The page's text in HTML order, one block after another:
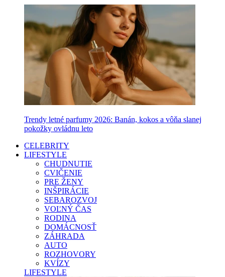
Trendy letné parfumy 2026: Banán, kokos a vôňa slanej
pokožky ovládnu leto
CELEBRITY
LIFESTYLE
CHUDNUTIE
CVIČENIE
PRE ŽENY
INŠPIRÁCIE
SEBAROZVOJ
VOĽNÝ ČAS
RODINA
DOMÁCNOSŤ
ZÁHRADA
AUTO
ROZHOVORY
KVÍZY
LIFESTYLE